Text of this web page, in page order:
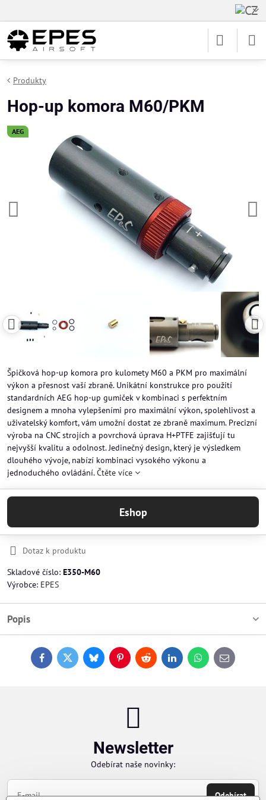
AEG
Produkty
Hop-up komora M60/PKM
Špičková hop-up komora pro kulomety M60 a PKM pro maximální
výkon a přesnost vaší zbraně. Unikátní konstrukce pro použití
standardních AEG hop-up gumiček v kombinaci s perfektním
designem a mnoha vylepšeními pro maximální výkon, spolehlivost a
uživatelský komfort, vám umožní dostat ze zbraně maximum. Precizní
výroba na CNC strojích a povrchová úprava H+PTFE zajišťují tu
nejvyšší kvalitu a odolnost. Jedinečný design, který je výsledkem
dlouhého vývoje, nabízí kombinaci vysokého výkonu a
jednoduchého ovládání.Čtěte více
Eshop
Dotaz k produktu
Skladové číslo: E350-M60
Výrobce: EPES
Popis
FacebookTwitterBlueskyPinterestReddit LinkedInWhatsApp
E-
mail
Newsletter
Odebírat naše novinky:
Odebírat